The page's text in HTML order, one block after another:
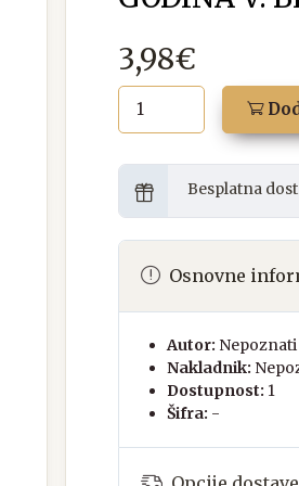
3,98€
Besplatna
Osnovne
Autor:
Nakladnik:
Dostupnost: 1
Šifra: -